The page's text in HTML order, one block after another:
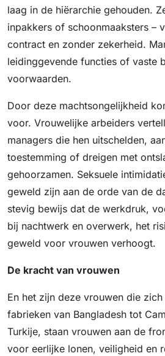
laag in de hiërarchie gehouden.
inpakkers of schoonmaaksters –
contract en zonder zekerheid.
leidinggevende functies of vaste
voorwaarden.
Door deze machtsongelijkheid
voor. Vrouwelijke arbeiders
managers die hen uitschelden,
toestemming of dreigen met
gehoorzamen. Seksuele
geweld zijn aan de orde van de
stevig bewijs dat de werkdruk,
bij nachtwerk en overwerk, het
geweld voor vrouwen verhoogt.
De kracht van vrouwen
En het zijn deze vrouwen die
fabrieken van Bangladesh tot
Turkije, staan vrouwen aan de
voor eerlijke lonen, veiligheid en